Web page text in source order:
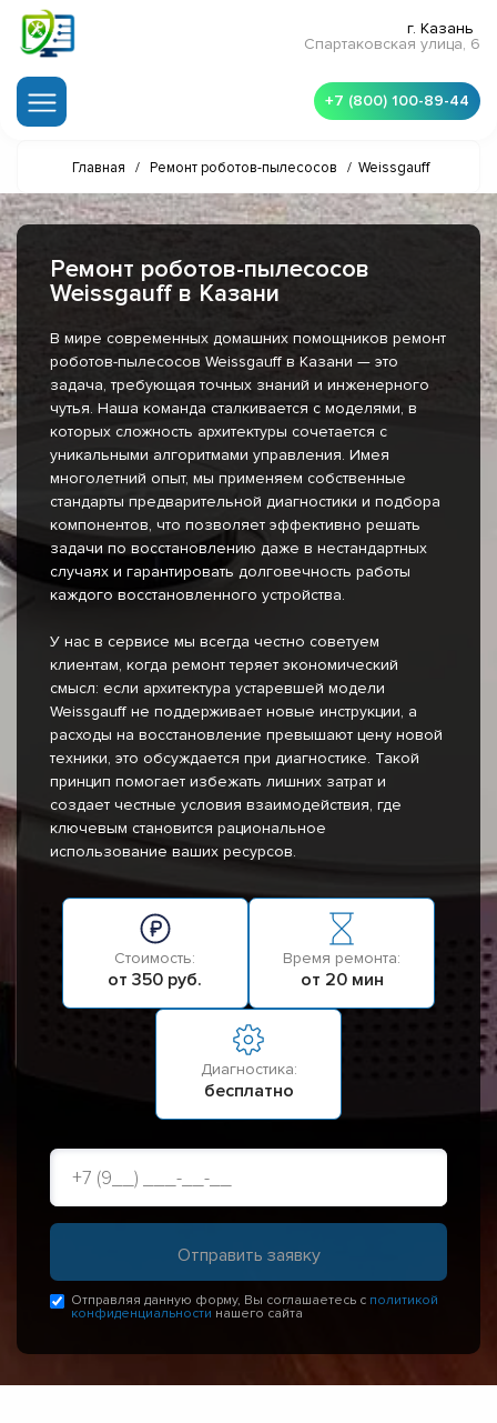
г. Казань
Спартаковская улица, 6
+7 (800) 100-89-44
Главная / Ремонт роботов-пылесосов / Weissgauff
Ремонт роботов-пылесосов
Weissgauff в Казани
В мире современных домашних помощников ремонт
роботов-пылесосов Weissgauff в Казани — это
задача, требующая точных знаний и инженерного
чутья. Наша команда сталкивается с моделями, в
которых сложность архитектуры сочетается с
уникальными алгоритмами управления. Имея
многолетний опыт, мы применяем собственные
стандарты предварительной диагностики и подбора
компонентов, что позволяет эффективно решать
задачи по восстановлению даже в нестандартных
случаях и гарантировать долговечность работы
каждого восстановленного устройства.
У нас в сервисе мы всегда честно советуем
клиентам, когда ремонт теряет экономический
смысл: если архитектура устаревшей модели
Weissgauff не поддерживает новые инструкции, а
расходы на восстановление превышают цену новой
техники, это обсуждается при диагностике. Такой
принцип помогает избежать лишних затрат и
создает честные условия взаимодействия, где
ключевым становится рациональное
использование ваших ресурсов.
Стоимость:
от 350 руб.
Время ремонта:
от 20 мин
Диагностика:
бесплатно
Отправляя данную форму, Вы соглашаетесь с политикой
конфиденциальности нашего сайта